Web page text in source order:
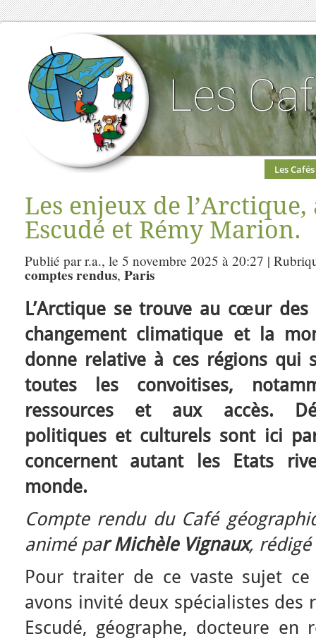
Les Cafés
Les enjeux de
Escudé et Rémy Marion.
Publié par r.a., le 5 novembre 2025 à 20:27 |
comptes rendus, Paris
L’Arctique se trouve au cœur des
changement climatique et la
donne relative à ces régions qui
toutes les convoitises,
ressources et aux accès.
politiques et culturels sont ici
concernent autant les Etats
monde.
Compte rendu du Café
animé par Michèle Vignaux,
Pour traiter de ce vaste sujet
avons invité deux spécialistes des
Escudé, géographe, docteure en